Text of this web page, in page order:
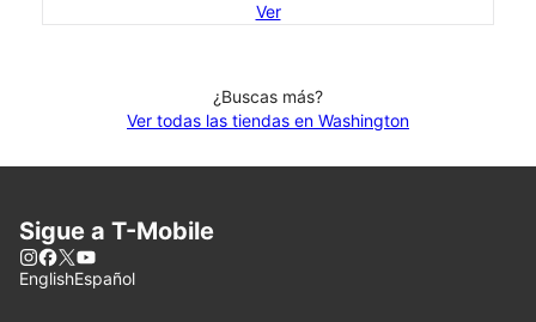
Ver
¿Buscas más?
Ver todas las tiendas en Washington